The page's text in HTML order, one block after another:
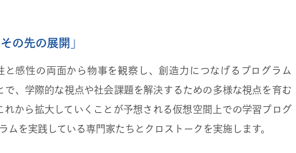
の先の展開」
感性の両面から物事を観察し、創造力につなげるプログラム
、学際的な視点や社会課題を解決するための多様な視点を育む
から拡大していくことが予想される仮想空間上での学習プログ
を実践している専門家たちとクロストークを実施します。